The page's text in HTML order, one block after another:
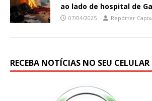
ao lado de hospital de
07/04/2025 Repórter
RECEBA NOTÍCIAS NO SEU CELULAR